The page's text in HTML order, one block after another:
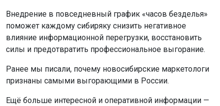
Внедрение в повседневный график «часов безделья»
поможет каждому сибиряку снизить негативное
влияние информационной перегрузки, восстановить
силы и предотвратить профессиональное выгорание.
Ранее мы писали, почему новосибирские маркетологи
признаны самыми выгорающими в России.
Ещё больше интересной и оперативной информации —